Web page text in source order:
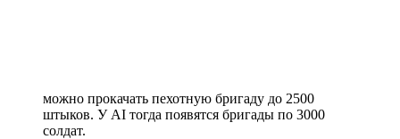
можно прокачать пехотную бригаду до 2500
штыков. У AI тогда появятся бригады по 3000
солдат.